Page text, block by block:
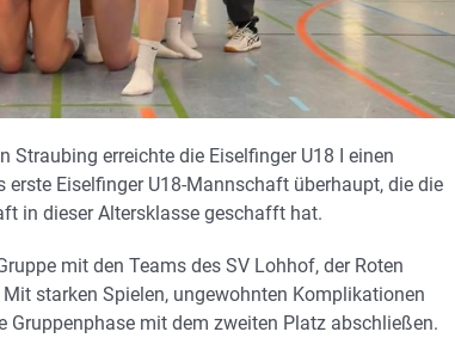
Straubing erreichte die Eiselfinger U18 I einen
Eiselfinger U18-Mannschaft überhaupt, die die
in dieser Altersklasse geschafft hat.
mit den Teams des SV Lohhof, der Roten
starken Spielen, ungewohnten Komplikationen
Gruppenphase mit dem zweiten Platz abschließen.